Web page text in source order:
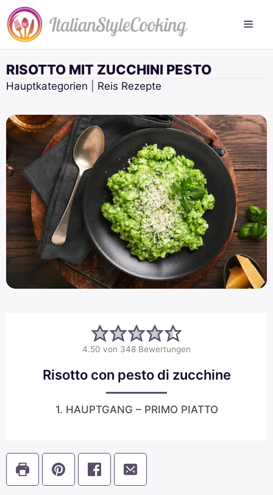
Zum
Inhalt
springen
RISOTTO MIT ZUCCHINI PESTO
Hauptkategorien Reis Rezepte
4.50 von 348 Bewertungen
Risotto con pesto di zucchine
1. HAUPTGANG – PRIMO PIATTO